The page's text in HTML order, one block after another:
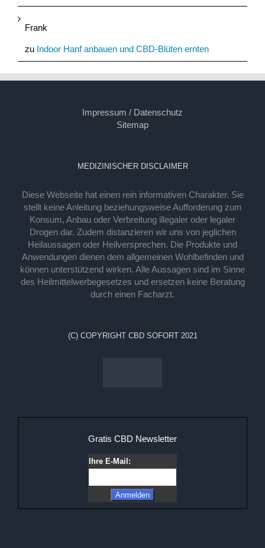
Frank
zu Indoor Hanf anbauen und CBD-Blüten ernten
Impressum / Datenschutz
Sitemap
MEDIZINISCHER DISCLAIMER
Diese Webseite hat einen rein informativen Charakter. Sie
stellt keine Anleitung beziehungsweise Aufforderung zum
Konsum, Anbau oder Verbreitung illegaler oder legaler
Drogen dar. Zudem distanzieren wir uns von jeglichen
Heilaussagen oder Heilversprechen. Die Produkte und
Anwendungen dienen dem allgemeinen Wohlbefinden und
können unterstützend wirken. Alle Aussagen sind im Sinne
des Heilmittelwerbegesetzes und ersetzen keine Beratung
durch einen Facharzt.
(C) COPYRIGHT CBD SOFORT 2021
Gratis CBD Newsletter
Ihre E-Mail: